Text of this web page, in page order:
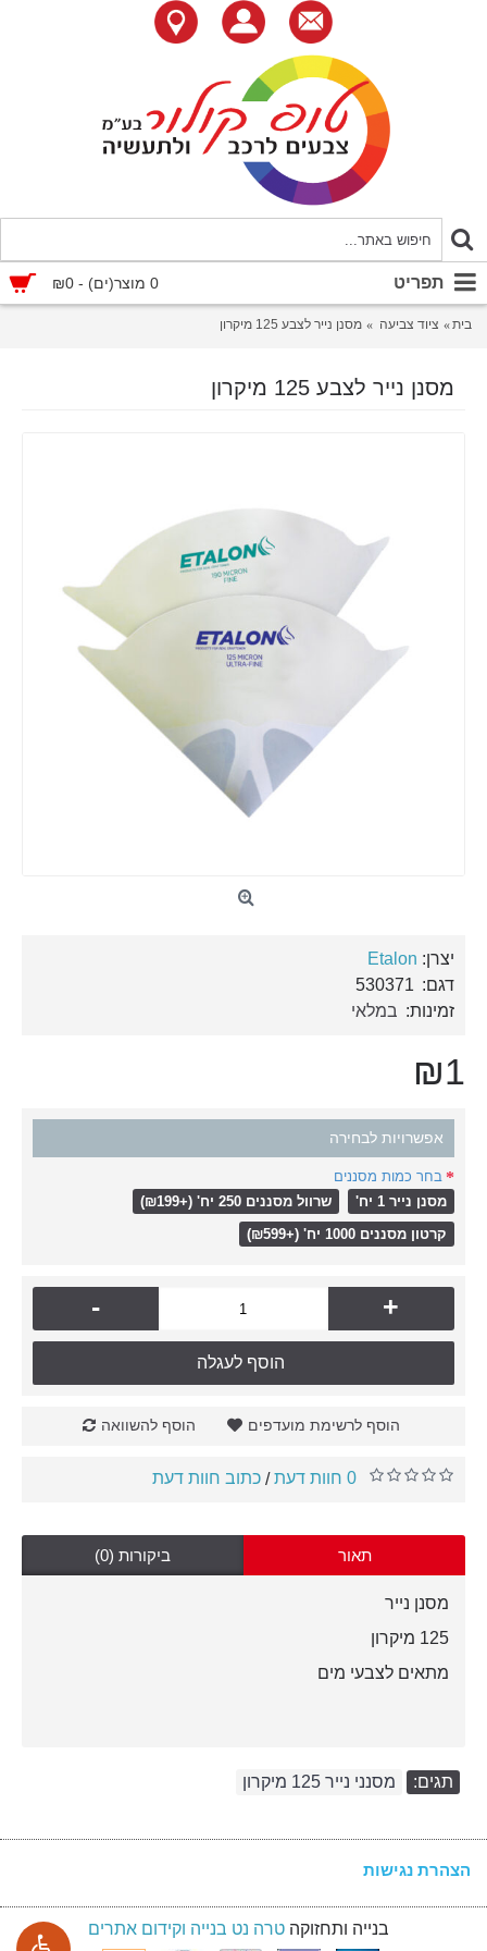
0 מוצר(ים) - ₪0 תפריט
בית ציוד צביעה מסנן נייר לצבע 125 מיקרון
מסנן נייר לצבע 125 מיקרון
יצרן: Etalon
דגם: 530371
זמינות: במלאי
₪1
אפשרויות לבחירה
בחר כמות מסננים
מסנן נייר 1 יח'
שרוול מסננים 250 יח' (+₪199)
קרטון מסננים 1000 יח' (+₪599)
- +
הוסף לעגלה
הוסף לרשימת מועדפים הוסף להשוואה
0 חוות דעת / כתוב חוות דעת
תאור ביקורות (0)
מסנן נייר
125 מיקרון
מתאים לצבעי מים
תגים: מסנני נייר 125 מיקרון
הצהרת נגישות
בנייה ותחזוקהטרה נט בנייה וקידום אתרים